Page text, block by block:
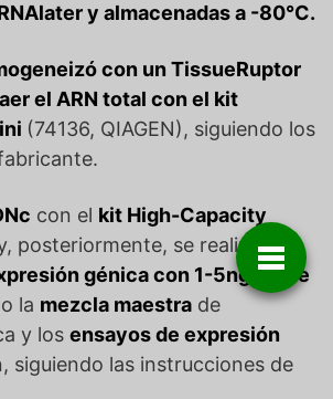
y almacenadas a -80°C.
con un TissueRuptor
el ARN total con el kit
(74136, QIAGEN), siguiendo los
con el kit High-Capacity
posteriormente, se realizó un
génica con 1-5ng/ml de
la mezcla maestra de
y los ensayos de expresión
siguiendo las instrucciones de